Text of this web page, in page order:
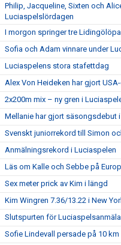
Philip, Jacqueline, Sixten och
Luciaspelslördagen
I morgon springer tre
Sofia och Adam vinnare under
Luciaspelens stora stafettdag
Alex Von Heideken har gjort
2x200m mix – ny gren i
Mellanie har gjort säsongsdebut i
Svenskt juniorrekord till Simon
Anmälningsrekord i Luciaspelen
Läs om Kalle och Sebbe på
Sex meter prick av Kim i längd
Kim Wingren 7.36/13.22 i New
Slutspurten för
Sofie Lindevall persade på 10